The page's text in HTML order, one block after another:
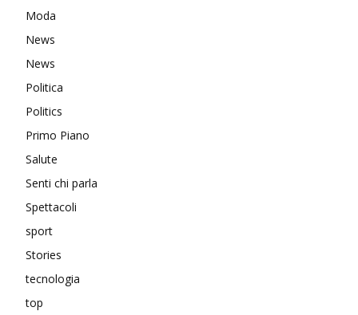
Moda
News
News
Politica
Politics
Primo Piano
Salute
Senti chi parla
Spettacoli
sport
Stories
tecnologia
top